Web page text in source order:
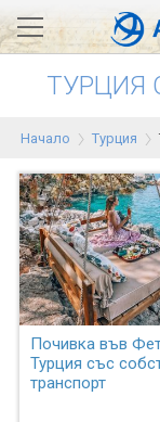
Вход за агенти
АЛЕКСАНДРИЯ
Тунис
Турция
Гърция
Египет
Екскурзии
ТУРЦИЯ
Начало Турция
Почивка във
Турция със
транспорт